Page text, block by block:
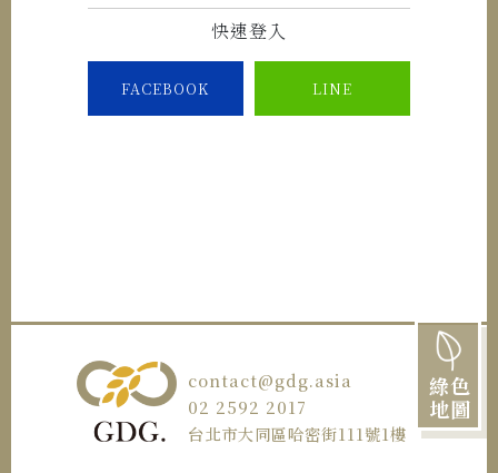
綠色
地圖
快速登入
FACEBOOK LINE
contact@gdg.asia
02 2592 2017
台北市大同區哈密街111號1樓